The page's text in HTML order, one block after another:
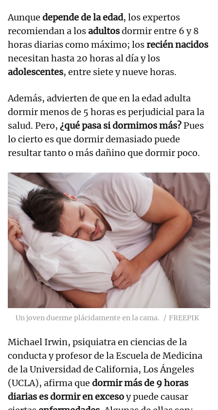
Aunque depende de la edad, los expertos
recomiendan a losadultosdormir entre 6 y 8
horas diarias como máximo; losrecién nacidos
necesitan hasta 20 horas al día y los
adolescentes, entre siete y nueve horas.
Además, advierten de que en la edad adulta
dormir menos de 5 horas es perjudicial para la
salud. Pero, ¿qué pasa si dormimos más?Pues
lo cierto es que dormir demasiado puede
resultar tanto o más dañino que dormir poco.
Un joven duerme plácidamente en la cama. FREEPIK
Michael Irwin, psiquiatra en ciencias de la
conducta y profesor de la Escuela de Medicina
de la Universidad de California, Los Ángeles
(UCLA), afirma que dormir más de 9 horas
diarias es dormir en excesoy puede causar